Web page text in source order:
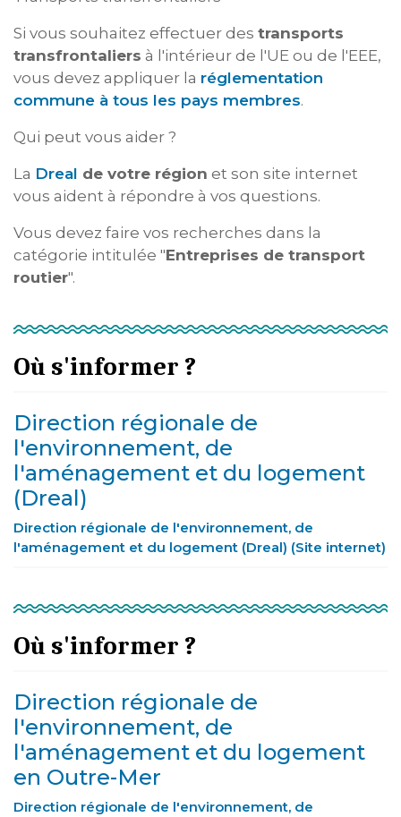
Si vous souhaitez effectuer des transports
transfrontaliers à l'intérieur de l'UE ou de l'EEE,
vous devez appliquer la réglementation
commune à tous les pays membres.
Qui peut vous aider ?
La Dreal de votre région et son site internet
vous aident à répondre à vos questions.
Vous devez faire vos recherches dans la
catégorie intitulée "Entreprises de transport
routier".
Où s'informer ?
Direction régionale de
l'environnement, de
l'aménagement et du logement
(Dreal)
Direction régionale de l'environnement, de
l'aménagement et du logement (Dreal) (Site internet)
Où s'informer ?
Direction régionale de
l'environnement, de
l'aménagement et du logement
en Outre-Mer
Direction régionale de l'environnement, de